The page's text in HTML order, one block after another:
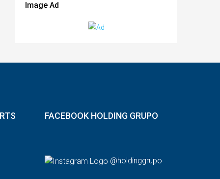
Image Ad
FACEBOOK HOLDING GRUPO
@holdinggrupo